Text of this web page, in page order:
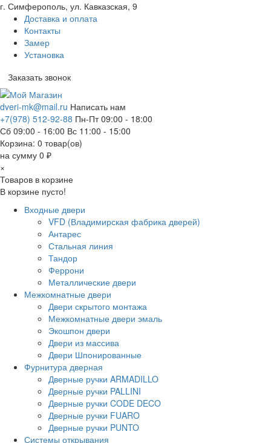
г. Симферополь, ул. Кавказская, 9
Доставка и оплата
Контакты
Замер
Установка
Заказать звонок
dveri-mk@mail.ru Написать нам
+7(978) 512-92-88 Пн-Пт 09:00 - 18:00
Сб 09:00 - 16:00 Вс 11:00 - 15:00
Корзина: 0 товар(ов)
на сумму 0 ₽
×
Товаров в корзине
В корзине пусто!
Входные двери
VFD (Владимирская фабрика дверей)
Антарес
Стальная линия
Тандор
Феррони
Металлические двери
Межкомнатные двери
Двери скрытого монтажа
Межкомнатные двери эмаль
Экошпон двери
Двери из массива
Двери Шпонированные
Фурнитура дверная
Дверные ручки ARMADILLO
Дверные ручки PALLINI
Дверные ручки CODE DECO
Дверные ручки FUARO
Дверные ручки PUNTO
Системы открывания